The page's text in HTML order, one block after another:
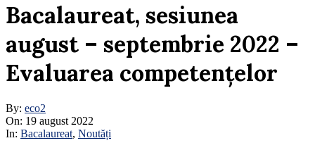
Bacalaureat, sesiunea
august – septembrie 2022 –
Evaluarea competențelor
By: eco2
On: 19 august 2022
In: Bacalaureat, Noutăți